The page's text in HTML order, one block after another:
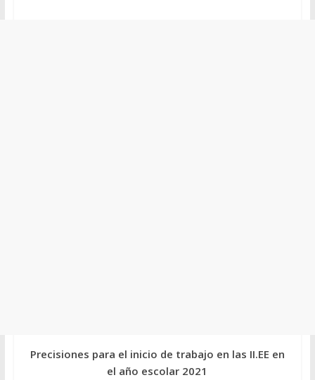
Precisiones para el inicio de trabajo en las II.EE en
el año escolar 2021